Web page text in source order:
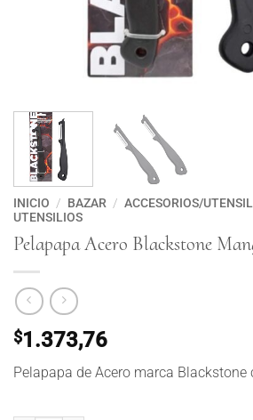
INICIO / BAZAR / ACCESORIOS/
UTENSILIOS
Pelapapa Acero Blackstone
$1.373,76
Pelapapa de Acero marca